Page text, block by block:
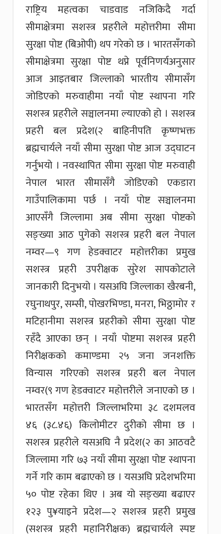
राष्ट्रिय महत्वका चाडवाड नजिकिदै गर्दा
सीमाक्षेत्रमा सशस्त्र प्रहरीले महोत्तरीमा सीमा
सुरक्षा पोष्ट (बिओपी) थप गरेको छ । भारतसँगको
सीमाक्षेत्रमा सुरक्षा पोष्ट थप्ने पूर्वनिणर्यअनुसार
आज आइतबार जिल्लाको भारतीय सीमासँग
जोडिएको मरुवाहीमा नयाँ पोष्ट स्थापना गरि
सशस्त्र प्रहरीले सञ्चालनमा ल्याएको हो । सशस्त्र
प्रहरी बल प्रदेश(२ बाहिनीपति कृष्णभक्त
ब्रह्मचार्यले नयाँ सीमा सुरक्षा पोष्ट आज उद्घाटन
गर्नुभयो । नवस्थापित सीमा सुरक्षा पोष्ट मरुवाही
नेपाल भारत सीमासँगै जोडिएको एकडारा
गाउँपालिकामा पर्छ । नयाँ पोष्ट सञ्चालनमा
आएसँगै जिल्लामा अब सीमा सुरक्षा पोष्टको
सङ्ख्या आठ पुगेको सशस्त्र प्रहरी बल नेपाल
नम्वर—९ गण हेडक्वाटर महोत्तरीका प्रमुख
सशस्त्र प्रहरी उपरीक्षक सुरेश सापकोटाले
जानकारी दिनुभयो । यसअघि जिल्लाका खैरबनी,
रघुनाथपुर, सम्सी, पोखरभिण्डा, मनरा, भिठ्ठामोर र
मटिहानीमा सशस्त्र प्रहरीको सीमा सुरक्षा पोष्ट
रहँदै आएका छन् । नयाँ पोष्टमा सशस्त्र प्रहरी
निरीक्षकको कमाण्डमा २५ जना जनशक्ति
विन्यास गरिएको सशस्त्र प्रहरी बल नेपाल
नम्वर(९ गण हेडक्वाटर महोत्तरीले जनाएको छ ।
भारतसँग महोत्तरी जिल्लाभरिमा ३८ दशमलव
४६ (३८.४६) किलोमीटर दुरीको सीमा छ ।
सशस्त्र प्रहरीले यसअघि नै प्रदेश(२ का आठवटै
जिल्लामा गरि ७३ नयाँ सीमा सुरक्षा पोष्ट स्थापना
गर्ने गरि काम बढाएको छ । यसअघि प्रदेशभरिमा
५० पोष्ट रहेका थिए । अब यो सङ्ख्या बढाएर
१२३ पु¥याइने प्रदेश—२ सशस्त्र प्रहरी प्रमुख
(सशस्त्र प्रहरी महानिरीक्षक) ब्रह्मचार्यले स्पष्ट